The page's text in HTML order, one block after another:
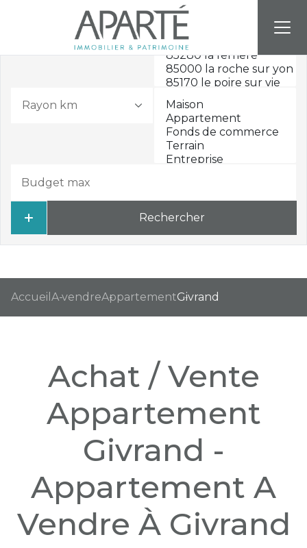
Rayon km
Rechercher
Accueil A vendreAppartementGivrand
Achat / Vente
Appartement
Givrand -
Appartement A
Vendre À Givrand